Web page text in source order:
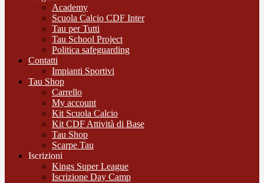
Academy
Scuola Calcio CDF Inter
Tau per Tutti
Tau School Project
Politica safeguarding
Contatti
Impianti Sportivi
Tau Shop
Carrello
My account
Kit Scuola Calcio
Kit CDF Attività di Base
Tau Shop
Scarpe Tau
Iscrizioni
Kings Super League
Iscrizione Day Camp